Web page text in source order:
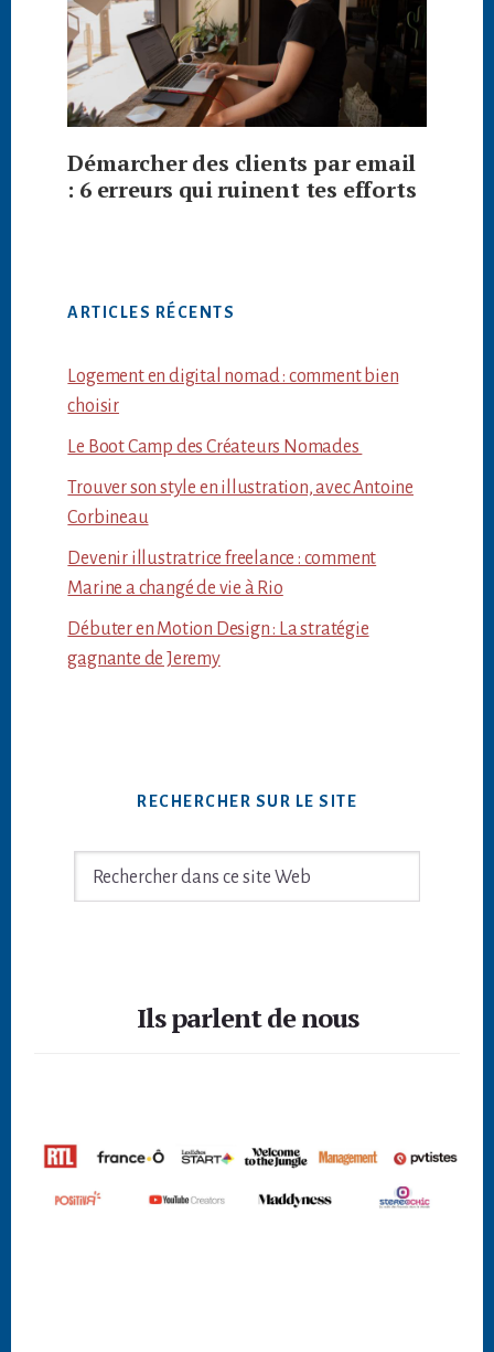
Démarcher des clients par email
: 6 erreurs qui ruinent tes efforts
ARTICLES RÉCENTS
Logement en digital nomad : comment bien
choisir
Le Boot Camp des Créateurs Nomades
Trouver son style en illustration, avec Antoine
Corbineau
Devenir illustratrice freelance : comment
Marine a changé de vie à Rio
Débuter en Motion Design : La stratégie
gagnante de Jeremy
RECHERCHER SUR LE SITE
Rechercher
Ils parlent de nous